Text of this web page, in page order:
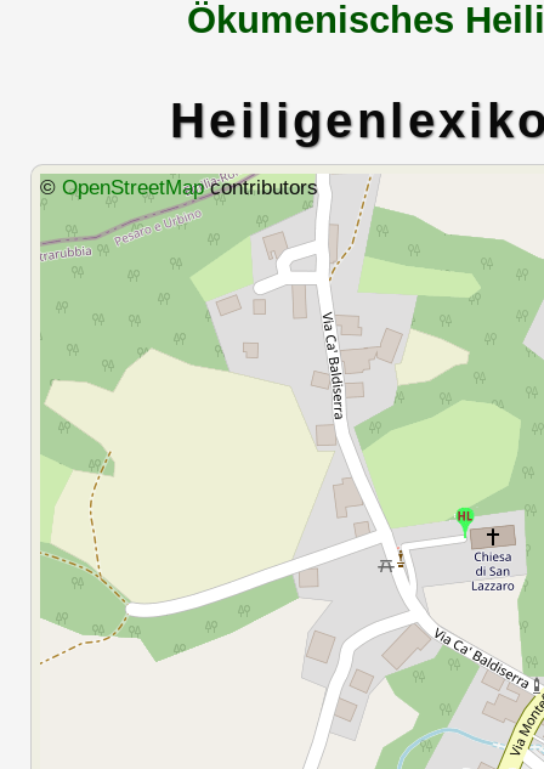
Ökumenisches
© OpenStreetMapcontributors